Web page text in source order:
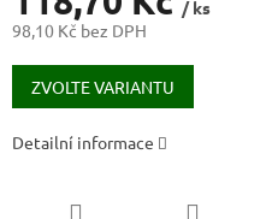
/ ks
98,10 Kč bez DPH
Měrná
cena:
ZVOLTE VARIANTU
Detailní informace